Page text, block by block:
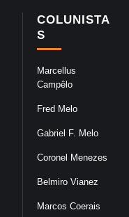
COLUNISTA
S
Marcellus
Campêlo
Fred Melo
Gabriel F. Melo
Coronel Menezes
Belmiro Vianez
Marcos Coerais